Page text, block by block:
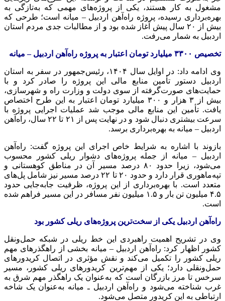
مشغول به کار هستند، یکی از پروژه‌های مهمی که به‌تازگی به
بهره‌برداری رسیده، پروژه راه‌آهن اردبیل – میانه است؛ طرحی که
بیش از ۲۰ سال پیش آغاز شده بود و از مطالبات جدی مردم استان
اردبیل به شمار می‌رفت.
تخصیص ۳۳۰۰ میلیارد تومان اعتبار به پروژه راه‌آهن اردبیل – میانه
وی ادامه داد: در اوایل سال ۱۴۰۴، رئیس‌جمهور در سفر به استان
اردبیل دستور تأمین منابع مالی این پروژه را صادر کرد و با
حمایت‌های صورت‌گرفته از سوی دولت و وزارت راه و شهرسازی،
بیش از ۳ هزار و ۳۰۰ میلیارد تومان اعتبار به این طرح اختصاص
یافت. تأمین این منابع مالی موجب شد عملیات اجرایی پروژه با
سرعت بیشتری دنبال شود و در نهایت پس از ۲۱ تا ۲۲ سال، راه‌آهن
اردبیل – میانه به بهره‌برداری برسد.
بازوند با اشاره به شرایط خاص اجرای این پروژه گفت: راه‌آهن
اردبیل – میانه از جمله پروژه‌های دشوار ریلی کشور محسوب
می‌شود، زیرا حدود ۸۰ درصد مسیر آن در مناطق کوهستانی و
تپه‌ماهوری قرار دارد و حدود ۲۰ تا ۲۲ درصد مسیر نیز شامل پل‌های
متعدد است. با بهره‌برداری از این پروژه، ظرفیت جابه‌جایی حدود
۴.۵ میلیون تن بار و ۱.۵ میلیون نفر مسافر در این مسیر فراهم شده
است.
راه‌آهن اردبیل یکی از سخت‌ترین پروژه‌های ریلی کشور بود
وی در تشریح اهمیت راهبردی این خط ریلی در شبکه حمل‌ونقل
کشور اظهار کرد: راه‌آهن اردبیل – میانه بخشی از راهگذرهای مهم
ریلی کشور را تکمیل می‌کند و نقش مؤثری در اتصال کریدورهای
حمل‌ونقلی دارد؛ یکی از مهم‌ترین کریدورهای ریلی کشور، مسیر
سرخس تا مرز بازرگان است که به‌عنوان یک راهگذر مهم شرق به
غرب شناخته می‌شود و راه‌آهن اردبیل ـ میانه به‌عنوان یک شاخه
ارتباطی به این کریدور متصل می‌شود.